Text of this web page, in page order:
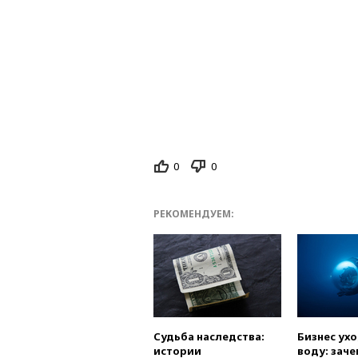
0 0
РЕКОМЕНДУЕМ:
Судьба наследства:
истории
Бизнес
воду: